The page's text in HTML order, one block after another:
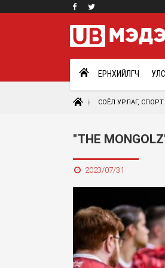
ЕРӨНХИЙЛӨГЧ
СОЁЛ УРЛАГ, СПОРТ
"THE
2023/07/31